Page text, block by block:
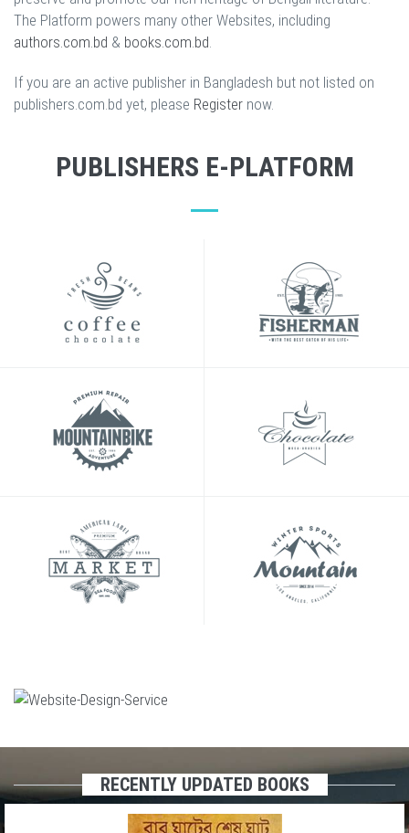
The Platform powers many other Websites, including
authors.com.bd & books.com.bd.
If you are an active publisher in Bangladesh but not listed on
publishers.com.bd yet, please Register now.
PUBLISHERS E-PLATFORM
RECENTLY UPDATED BOOKS